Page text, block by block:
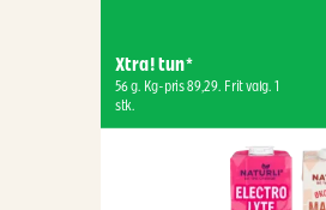
Xtra! tun*
56 g. Kg-pris 89,29. Frit valg. 1
stk.